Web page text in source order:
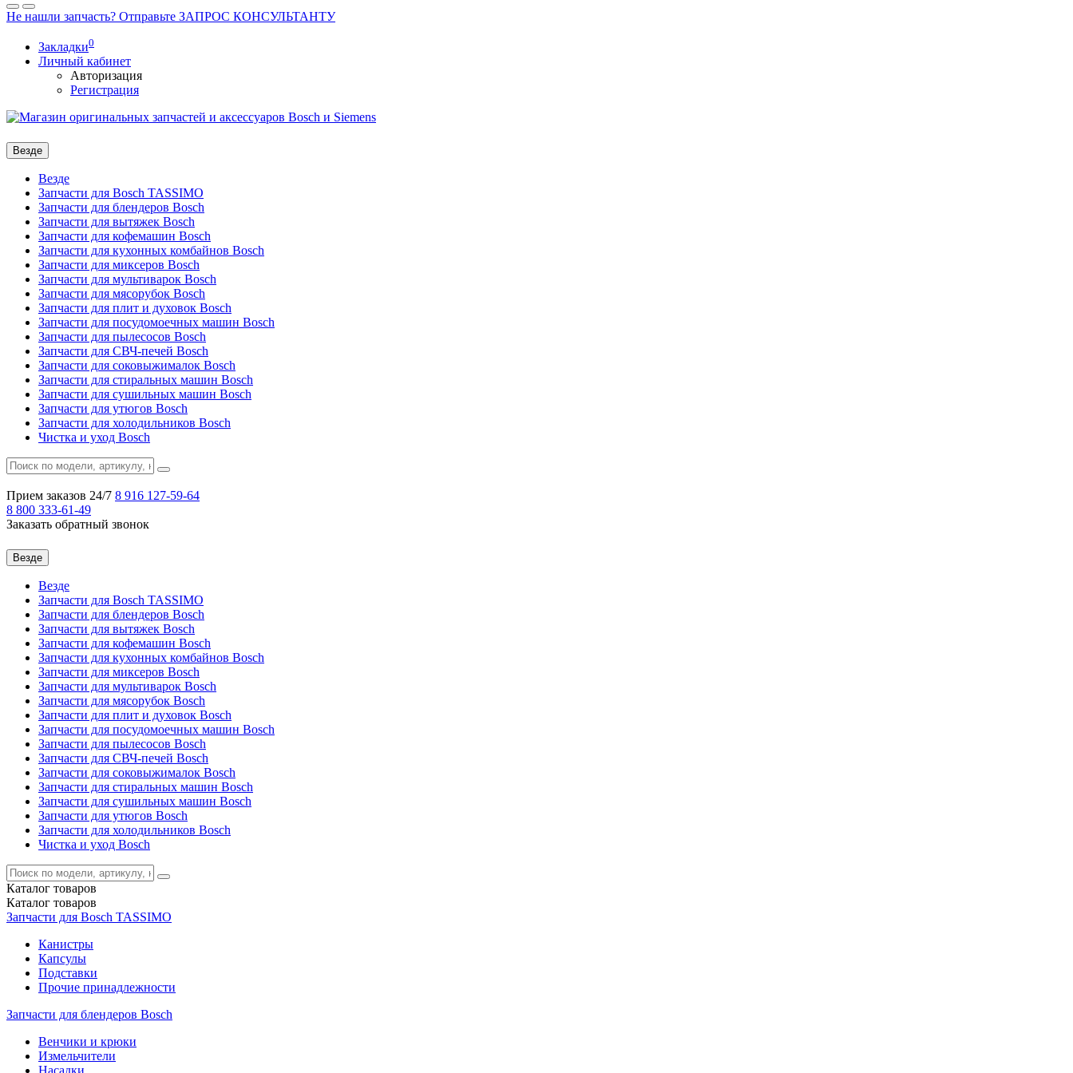
Не нашли запчасть? Отправьте ЗАПРОС КОНСУЛЬТАНТУ
Закладки0
Личный кабинет
Авторизация
Регистрация
Везде
Везде
Запчасти для Bosch TASSIMO
Запчасти для блендеров Bosch
Запчасти для вытяжек Bosch
Запчасти для кофемашин Bosch
Запчасти для кухонных комбайнов Bosch
Запчасти для миксеров Bosch
Запчасти для мультиварок Bosch
Запчасти для мясорубок Bosch
Запчасти для плит и духовок Bosch
Запчасти для посудомоечных машин Bosch
Запчасти для пылесосов Bosch
Запчасти для СВЧ-печей Bosch
Запчасти для соковыжималок Bosch
Запчасти для стиральных машин Bosch
Запчасти для сушильных машин Bosch
Запчасти для утюгов Bosch
Запчасти для холодильников Bosch
Чистка и уход Bosch
Прием заказов 24/7 8 916 127-59-64
8 800 333-61-49
Заказать обратный звонок
Везде
Везде
Запчасти для Bosch TASSIMO
Запчасти для блендеров Bosch
Запчасти для вытяжек Bosch
Запчасти для кофемашин Bosch
Запчасти для кухонных комбайнов Bosch
Запчасти для миксеров Bosch
Запчасти для мультиварок Bosch
Запчасти для мясорубок Bosch
Запчасти для плит и духовок Bosch
Запчасти для посудомоечных машин Bosch
Запчасти для пылесосов Bosch
Запчасти для СВЧ-печей Bosch
Запчасти для соковыжималок Bosch
Запчасти для стиральных машин Bosch
Запчасти для сушильных машин Bosch
Запчасти для утюгов Bosch
Запчасти для холодильников Bosch
Чистка и уход Bosch
Каталог товаров
Каталог товаров
Запчасти для Bosch TASSIMO
Канистры
Капсулы
Подставки
Прочие принадлежности
Запчасти для блендеров Bosch
Венчики и крюки
Измельчители